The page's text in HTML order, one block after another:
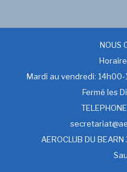
NOUS
Mardi au vendredi: 14h00-
Fermé les
AEROCLUB DU